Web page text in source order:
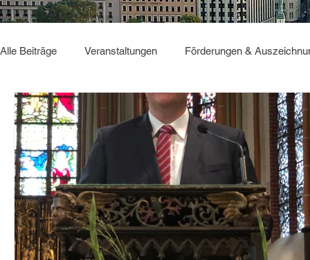
Alle Beiträge Veranstaltungen Förderungen &
Sonstiges GBC2025 Deutsch Verbindet